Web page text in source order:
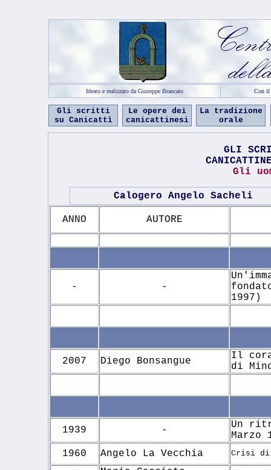
Ideato e realizzato da Giuseppe Brancato Con il
Gli scritti
su Canicattì
Le opere dei
canicattinesi
La tradizione
orale
GLI
Gli
Calogero Angelo Sacheli
ANNO AUTORE
- -
1997)
2007 Diego Bonsangue
Il
di
1939 -
Un
Marzo
1960
Angelo La Vecchia Crisi di